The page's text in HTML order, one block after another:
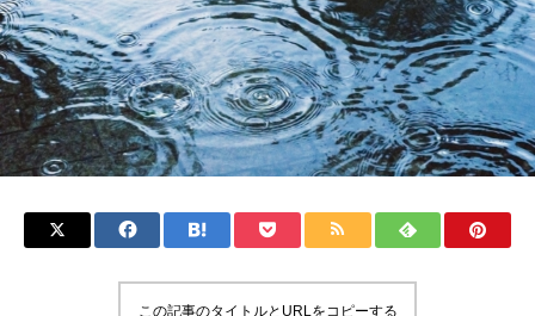
この記事のタイトルとURLをコピーする